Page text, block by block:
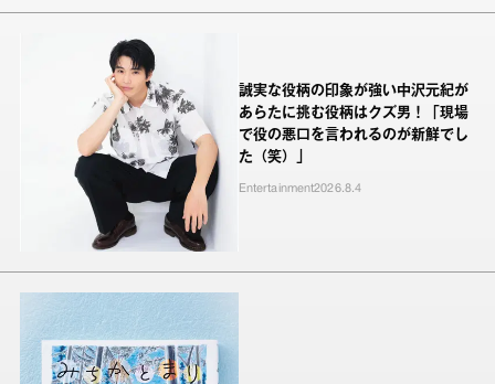
誠実な役柄の印象が強い中沢元紀が
あらたに挑む役柄はクズ男！「現場
で役の悪口を言われるのが新鮮でし
た（笑）」
Entertainment2026.8.4